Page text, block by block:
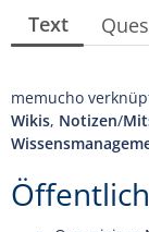
Text
memucho
Wikis, Notizen/